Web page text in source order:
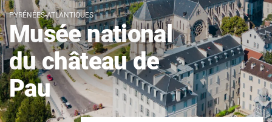
PYRÉNÉES-ATLANTIQUES
Musée national
du château de
Pau